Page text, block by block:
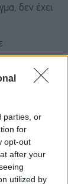
parties, or
for
opt-out
after your
utilized by
δεν έχει
και το
της